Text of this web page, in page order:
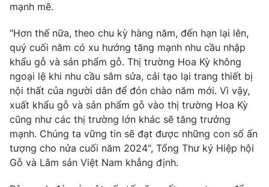
® Cấm sao chép dưới mọi hình thức nếu không có sự chấp
thuận bằng văn bản. Ghi rõ nguồn VTV.vn khi phát hành lại
thông tin từ website này.
mạnh mẽ.
"Hơn thế nữa, theo chu kỳ hàng năm, đến hạn lại lên,
quý cuối năm có xu hướng tăng mạnh nhu cầu nhập
khẩu gỗ và sản phẩm gỗ. Thị trường Hoa Kỳ không
ngoại lệ khi nhu cầu sắm sửa, cải tạo lại trang thiết bị
nội thất của người dân để đón chào năm mới. Vì vậy,
xuất khẩu gỗ và sản phẩm gỗ vào thị trường Hoa Kỳ
cũng như các thị trường lớn khác sẽ tăng trưởng
mạnh. Chúng ta vững tin sẽ đạt được những con số ấn
tượng cho nửa cuối năm 2024", Tổng Thư ký Hiệp hội
Gỗ và Lâm sản Việt Nam khẳng định.